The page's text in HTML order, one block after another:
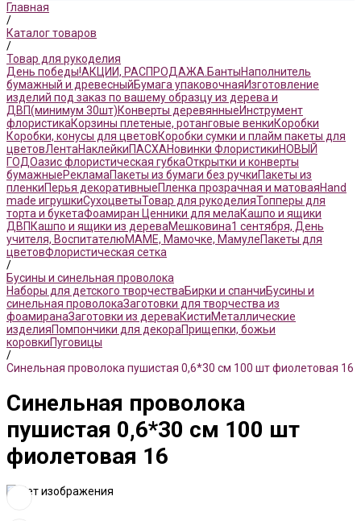
Главная
/
Каталог товаров
/
Товар для рукоделия
День победы!АКЦИИ, РАСПРОДАЖА. БантыНаполнитель
бумажный и древесныйБумага упаковочнаяИзготовление
изделий под заказ по вашему образцу из дерева и
ДВП(минимум 30шт)Конверты деревянныеИнструмент
флористикаКорзины плетеные, ротанговые венкиКоробки
Коробки, конусы для цветовКоробки сумки и плайм пакеты для
цветовЛентаНаклейкиПАСХАНовинки ФлористикиНОВЫЙ
ГОДОазис флористическая губкаОткрытки и конверты
бумажныеРекламаПакеты из бумаги без ручкиПакеты из
пленкиПерья декоративныеПленка прозрачная и матоваяHand
made игрушкиСухоцветыТовар для рукоделияТопперы для
торта и букетаФоамиран Ценники для мелаКашпо и ящики
ДВП Кашпо и ящики из дереваМешковина1 сентября, День
учителя, ВоспитателюМАМЕ, Мамочке, МамулеПакеты для
цветовФлористическая сетка
/
Бусины и синельная проволока
Наборы для детского творчестваБирки и спанчиБусины и
синельная проволокаЗаготовки для творчества из
фоамиранаЗаготовки из дереваКистиМеталлические
изделияПомпончики для декораПрищепки, божьи
коровкиПуговицы
/
Синельная проволока пушистая 0,6*30 см 100 шт фиолетовая 16
Синельная проволока
пушистая 0,6*30 см 100 шт
фиолетовая 16